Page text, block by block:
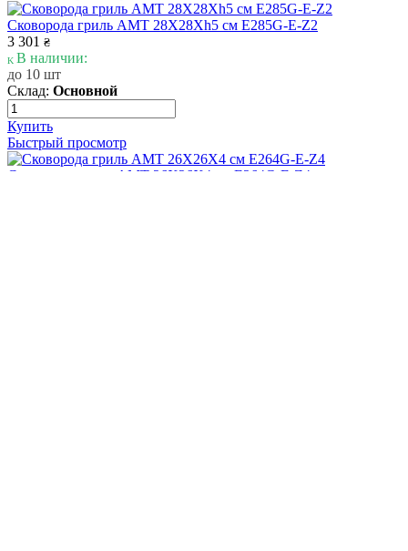
Сковорода гриль AMT 28X28Xh5 см E285G-E-Z2
3 301 ₴
В наличии:
до 10 шт
Склад: Основной
Купить
Быстрый просмотр
Сковорода гриль AMT 26Х26Х4 см E264G-E-Z4